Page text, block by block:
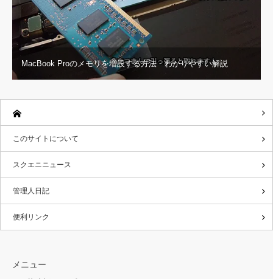
MacBook Proのメモリを増設する方法 わかりやすい解説
このサイトについて
スクエニニュース
管理人日記
便利リンク
メニュー